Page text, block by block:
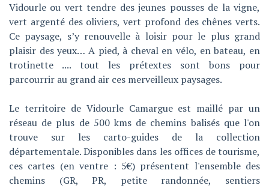
Vidourle ou vert tendre des jeunes pousses de la vigne,
vert argenté des oliviers, vert profond des chênes verts.
Ce paysage, s’y renouvelle à loisir pour le plus grand
plaisir des yeux… A pied, à cheval en vélo, en bateau, en
trotinette .... tout les prétextes sont bons pour
parcourrir au grand air ces merveilleux paysages.
Le territoire de Vidourle Camargue est maillé par un
réseau de plus de 500 kms de chemins balisés que l'on
trouve sur les carto-guides de la collection
départementale. Disponibles dans les offices de tourisme,
ces cartes (en ventre : 5€) présentent l'ensemble des
chemins (GR, PR, petite randonnée, sentiers